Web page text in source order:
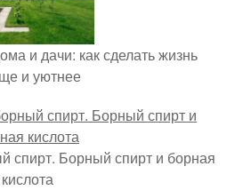
и дачи: как сделать жизнь
и уютнее
спирт. Борный спирт и борная
кислота